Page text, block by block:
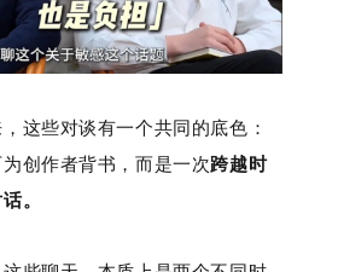
这些对谈有一个共同的底色：
创作者背书，而是一次跨越时
。